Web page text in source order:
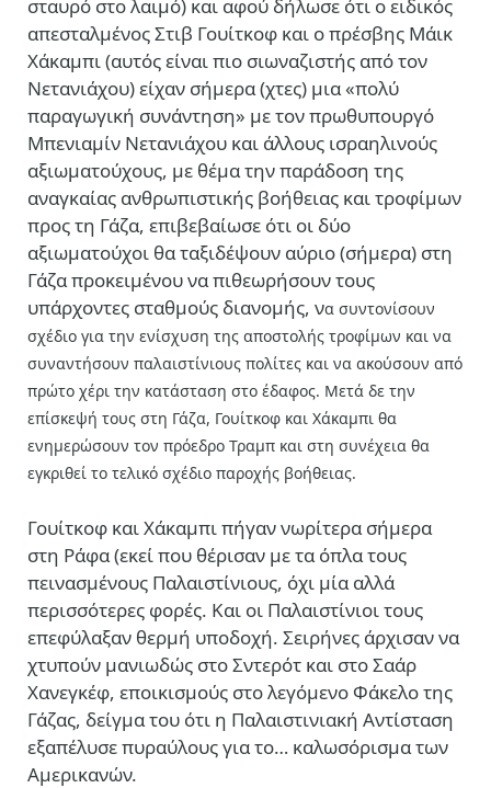
σταυρό στο λαιμό) και αφού δήλωσε ότι ο ειδικός
απεσταλμένος Στιβ Γουίτκοφ και ο πρέσβης Μάικ
Χάκαμπι (αυτός είναι πιο σιωναζιστής από τον
Νετανιάχου) είχαν σήμερα (χτες) μια «πολύ
παραγωγική συνάντηση» με τον πρωθυπουργό
Μπενιαμίν Νετανιάχου και άλλους ισραηλινούς
αξιωματούχους, με θέμα την παράδοση της
αναγκαίας ανθρωπιστικής βοήθειας και τροφίμων
προς τη Γάζα, επιβεβαίωσε ότι οι δύο
αξιωματούχοι θα ταξιδέψουν αύριο (σήμερα) στη
Γάζα προκειμένου να πιθεωρήσουν τους
υπάρχοντες σταθμούς διανομής, να συντονίσουν
σχέδιο για την ενίσχυση της αποστολής τροφίμων και να
συναντήσουν παλαιστίνιους πολίτες και να ακούσουν από
πρώτο χέρι την κατάσταση στο έδαφος. Μετά δε την
επίσκεψή τους στη Γάζα, Γουίτκοφ και Χάκαμπι θα
ενημερώσουν τον πρόεδρο Τραμπ και στη συνέχεια θα
εγκριθεί το τελικό σχέδιο παροχής βοήθειας.
Γουίτκοφ και Χάκαμπι πήγαν νωρίτερα σήμερα
στη Ράφα (εκεί που θέρισαν με τα όπλα τους
πεινασμένους Παλαιστίνιους, όχι μία αλλά
περισσότερες φορές. Και οι Παλαιστίνιοι τους
επεφύλαξαν θερμή υποδοχή. Σειρήνες άρχισαν να
χτυπούν μανιωδώς στο Σντερότ και στο Σαάρ
Χανεγκέφ, εποικισμούς στο λεγόμενο Φάκελο της
Γάζας, δείγμα του ότι η Παλαιστινιακή Αντίσταση
εξαπέλυσε πυραύλους για το… καλωσόρισμα των
Αμερικανών.